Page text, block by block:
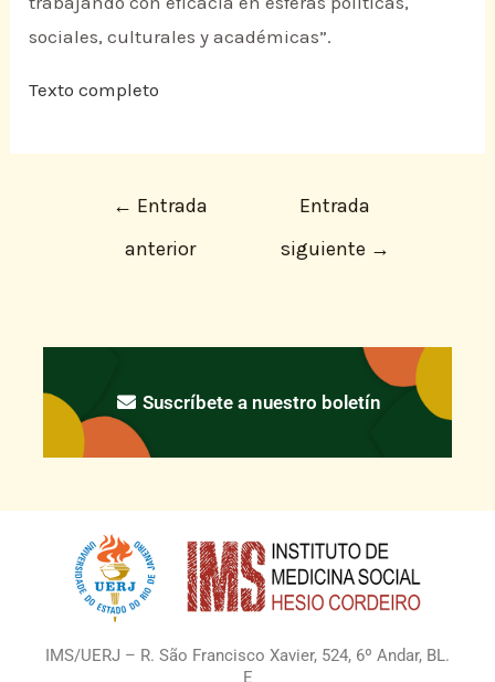
sociales, culturales y académicas”.
Texto completo
← Entrada
anterior
Entrada
siguiente →
Suscríbete a nuestro boletín
IMS/UERJ – R. São Francisco Xavier, 524, 6º Andar, BL.
E